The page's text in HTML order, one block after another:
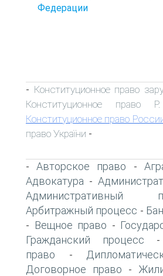
Федерации
- Конституционное право
Конституционное право
Конституционное право
право України -
-Авторское право -
Адвокатура -
Административный
Арбитражный процесс -
- Вещное право -
Гражданский процесс
право -
Договорное право -